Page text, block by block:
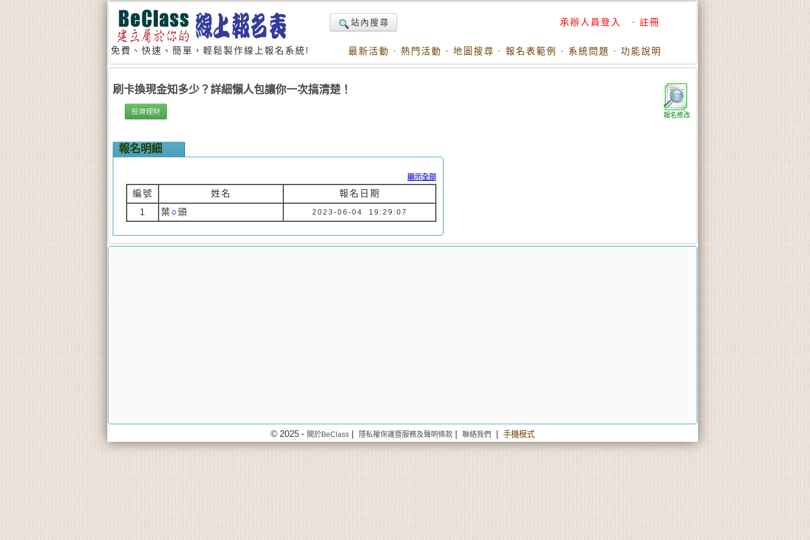
免費、快速、簡單，輕鬆製作線上報名系統!
站內搜尋 承辦人員登入 · 註冊
最新活動 · 熱門活動 · 地圖搜尋 · 報名表範例 · 系統問題 · 功能說明
報名修改
刷卡換現金知多少？詳細懶人包讓你一次搞清楚！
投資理財
報名明細
顯示全部
編號 姓名
報名日期
1
葉○頭 2023-06-04 19:29:07
© 2025 - 關於BeClass | 隱私權保護暨服務及聲明條款 | 聯絡我們 | 手機模式